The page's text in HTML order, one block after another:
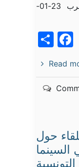
سيرة ذاتيّة رابط الجائزة المغرب 23-01-
Read
حول
التونسية